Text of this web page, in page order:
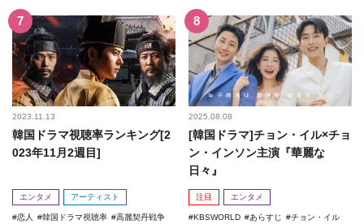
2023.11.13
韓国ドラマ視聴率ランキング[2
023年11月2週目]
エンタメ アーティスト
恋人 韓国ドラマ視聴率 高麗契丹戦争
2025.08.08
[韓国ドラマ]チョン・イル×チョ
ン・インソン主演『華麗な
日々』
注目 エンタメ
KBSWORLD あらすじ
チョン・イル